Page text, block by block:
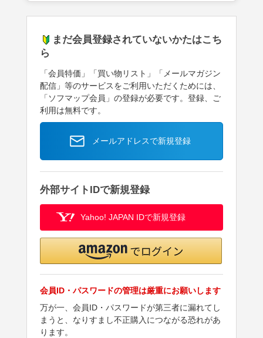
まだ会員登録されていないかたはこち
ら
「会員特価」「買い物リスト」「メールマガジン
配信」等のサービスをご利用いただくためには、
「ソフマップ会員」の登録が必要です。登録、ご
利用は無料です。
メールアドレスで新規登録
外部サイトIDで新規登録
Yahoo! JAPAN IDで新規登録
会員ID・パスワードの管理は厳重にお願いします
万が一、会員ID・パスワードが第三者に漏れてし
まうと、なりすまし不正購入につながる恐れがあ
ります。